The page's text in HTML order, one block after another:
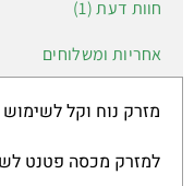
חוות דעת (1)
אחריות ומשלוחים
מזרק נוח וקל לשימוש
למזרק מכסה פטנט